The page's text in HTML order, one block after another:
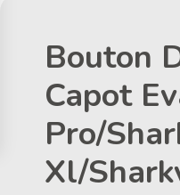
Bouton
Capot
Pro/
Xl/